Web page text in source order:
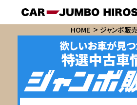
HOME ジャンボ販売
欲しいお車が見つ
特選中古車